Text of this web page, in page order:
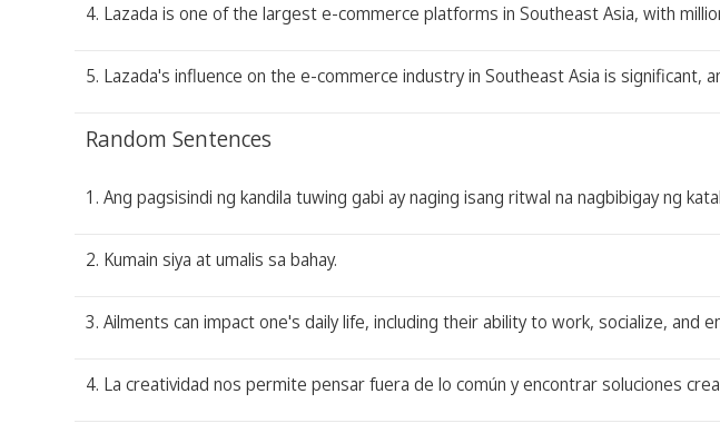
4. Lazada is one of the largest e-commerce platforms in Southeast Asia, with
5. Lazada's influence on the e-commerce industry in Southeast Asia is
Random Sentences
1. Ang pagsisindi ng kandila tuwing gabi ay naging isang ritwal na nagbibigay ng
2. Kumain siya at umalis sa bahay.
3. Ailments can impact one's daily life, including their ability to work, socialize, and
4. La creatividad nos permite pensar fuera de lo común y encontrar soluciones